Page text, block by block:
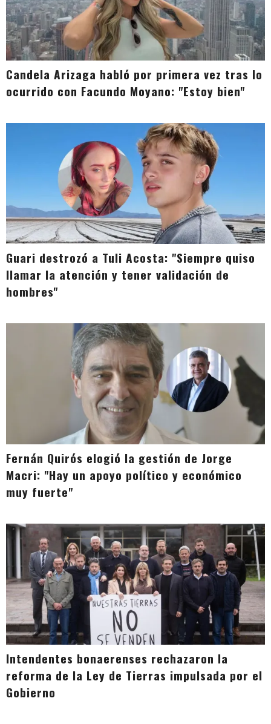
Candela Arizaga habló por primera vez tras lo
ocurrido con Facundo Moyano: "Estoy bien"
Guari destrozó a Tuli Acosta: "Siempre quiso
llamar la atención y tener validación de
hombres"
Fernán Quirós elogió la gestión de Jorge
Macri: "Hay un apoyo político y económico
muy fuerte"
Intendentes bonaerenses rechazaron la
reforma de la Ley de Tierras impulsada por el
Gobierno